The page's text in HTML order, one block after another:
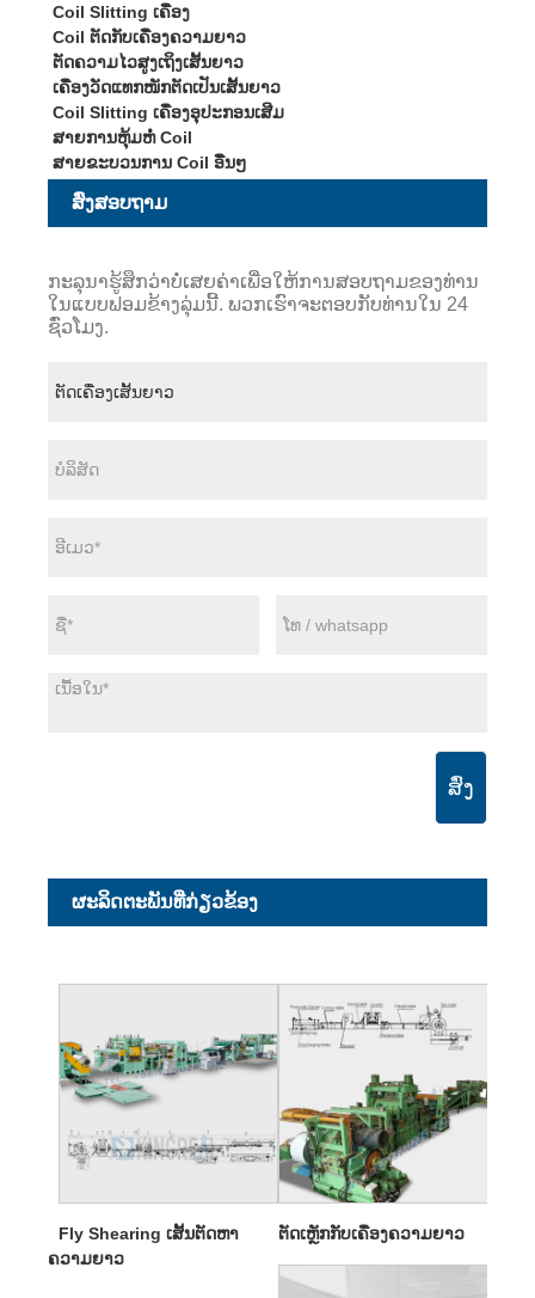
Coil Slitting ເຄື່ອງ
Coil ຕັດກັບເຄື່ອງຄວາມຍາວ
ຕັດຄວາມໄວສູງເຖິງເສັ້ນຍາວ
ເຄື່ອງວັດແທກໜັກຕັດເປັນເສັ້ນຍາວ
Coil Slitting ເຄື່ອງອຸປະກອນເສີມ
ສາຍການຫຸ້ມຫໍ່ Coil
ສາຍຂະບວນການ Coil ອື່ນໆ
ສົ່ງສອບຖາມ
ກະລຸນາຮູ້ສຶກວ່າບໍ່ເສຍຄ່າເພື່ອໃຫ້ການສອບຖາມຂອງທ່ານ
ໃນແບບຟອມຂ້າງລຸ່ມນີ້. ພວກເຮົາຈະຕອບກັບທ່ານໃນ 24
ຊົ່ວໂມງ.
ສົ່ງ
ຜະ​ລິດ​ຕະ​ພັນ​ທີ່​ກ່ຽວ​ຂ້ອງ
Fly Shearing ເສັ້ນຕັດຫາ
ຄວາມຍາວ
ຕັດເຫຼັກກັບເຄື່ອງຄວາມຍາວ